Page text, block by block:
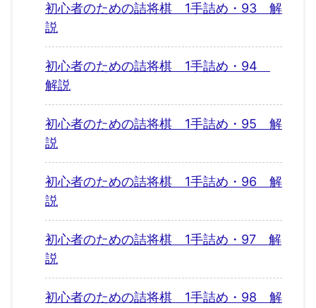
初心者のための詰将棋 1手詰め・93 解
説
初心者のための詰将棋 1手詰め・94
解説
初心者のための詰将棋 1手詰め・95 解
説
初心者のための詰将棋 1手詰め・96 解
説
初心者のための詰将棋 1手詰め・97 解
説
初心者のための詰将棋 1手詰め・98 解